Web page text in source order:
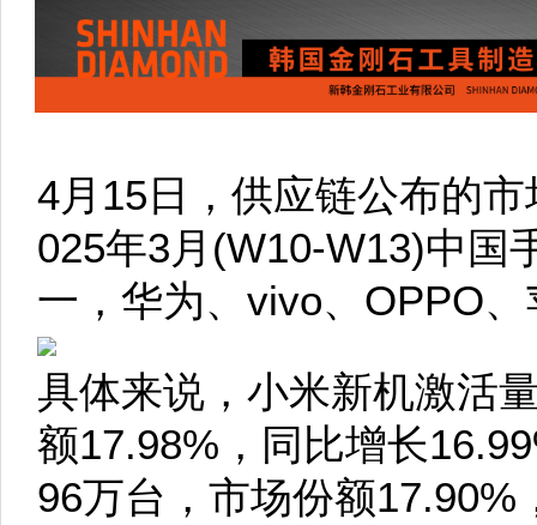
4月15日，供应链公布的
025年3月(W10-W13)中国
一，华为、vivo、OPPO
具体来说，小米新机激活
额17.98%，同比增长
96万台，市场份额